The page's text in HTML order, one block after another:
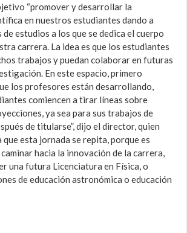
“promover y desarrollar la
en nuestros estudiantes dando a
estudios a los que se dedica el cuerpo
carrera. La idea es que los estudiantes
trabajos y puedan colaborar en futuras
En este espacio, primero
los profesores están desarrollando,
comiencen a tirar líneas sobre
ya sea para sus trabajos de
de titularse”, dijo el director, quien
que esta jornada se repita, porque es
hacia la innovación de la carrera,
una futura Licenciatura en Física, o
de educación astronómica o educación